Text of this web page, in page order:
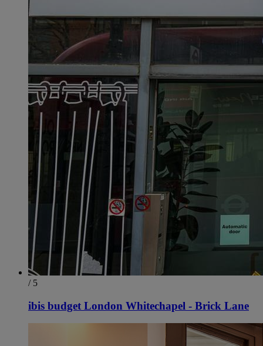
/ 5
ibis budget London Whitechapel - Brick Lane